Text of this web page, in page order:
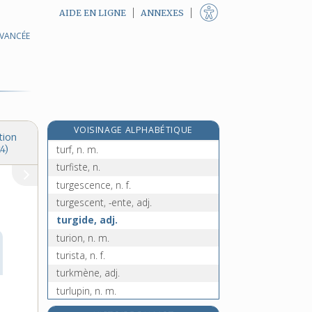
AIDE EN LIGNE ANNEXES
VOISINAGE ALPHABÉTIQUE
turelure, n. f.[7 eédition]
turf, n. m.
turfiste, n.
turgescence, n. f.
turgescent, -ente, adj.
turgide, adj.
turion, n. m.
turista, n. f.
turkmène, adj.
turlupin, n. m.
turlupinade, n. f.